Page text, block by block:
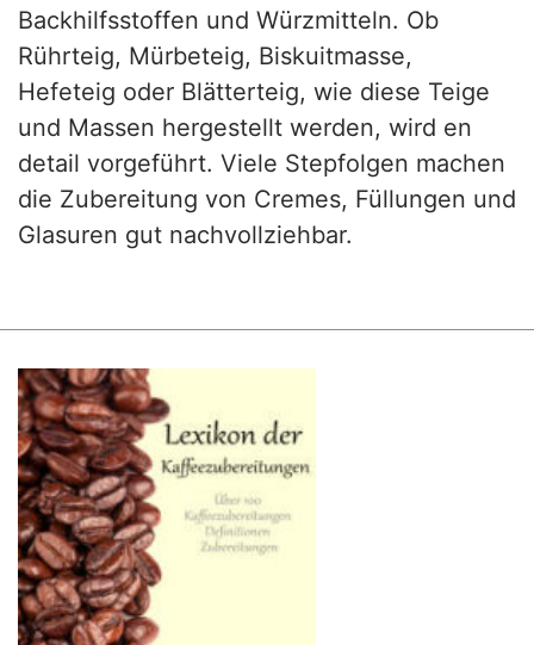
Backhilfsstoffen und Würzmitteln. Ob
Rührteig, Mürbeteig, Biskuitmasse,
Hefeteig oder Blätterteig, wie diese Teige
und Massen hergestellt werden, wird en
detail vorgeführt. Viele Stepfolgen machen
die Zubereitung von Cremes, Füllungen und
Glasuren gut nachvollziehbar.